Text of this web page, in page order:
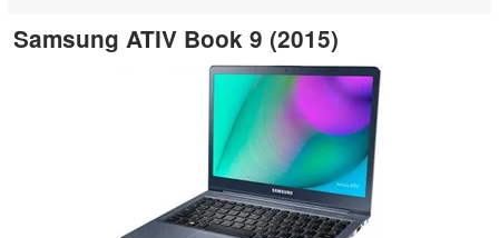
Samsung ATIV Book 9 (2015)